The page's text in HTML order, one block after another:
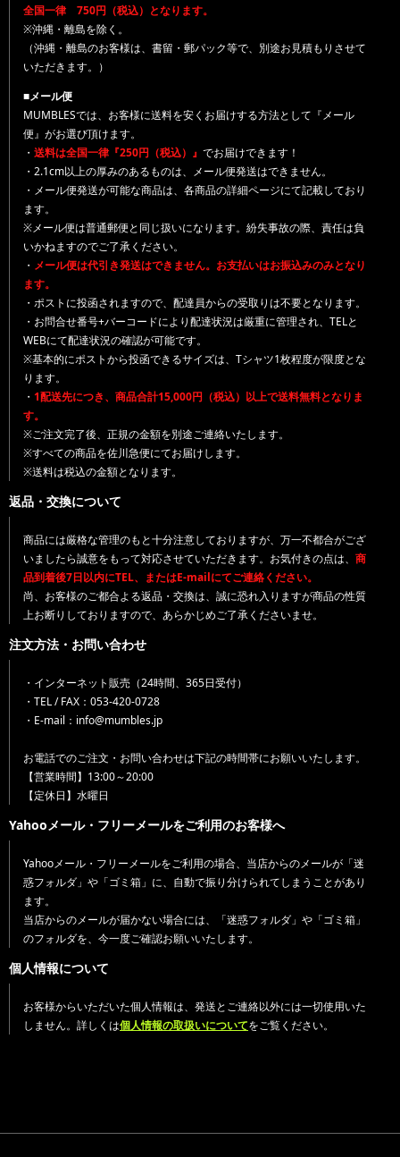
全国一律 750円（税込）となります。
※沖縄・離島を除く。
（沖縄・離島のお客様は、書留・郵パック等で、別途お見積もりさせて
いただきます。）
■メール便
MUMBLESでは、お客様に送料を安くお届けする方法として『メール
便』がお選び頂けます。
・ 送料は全国一律『250円（税込）』 でお届けできます！
・2.1cm以上の厚みのあるものは、メール便発送はできません。
・メール便発送が可能な商品は、各商品の詳細ページにて記載しており
ます。
※メール便は普通郵便と同じ扱いになります。紛失事故の際、責任は負
いかねますのでご了承ください。
・ メール便は代引き発送はできません。お支払いはお振込みのみとなり
ます。
・ポストに投函されますので、配達員からの受取りは不要となります。
・お問合せ番号+バーコードにより配達状況は厳重に管理され、TELと
WEBにて配達状況の確認が可能です。
※基本的にポストから投函できるサイズは、Tシャツ1枚程度が限度とな
ります。
・ 1配送先につき、商品合計15,000円（税込）以上で送料無料となりま
す。
※ご注文完了後、正規の金額を別途ご連絡いたします。
※すべての商品を佐川急便にてお届けします。
※送料は税込の金額となります。
返品・交換について
商品には厳格な管理のもと十分注意しておりますが、万一不都合がござ
いましたら誠意をもって対応させていただきます。お気付きの点は、 商
品到着後7日以内にTEL、またはE-mailにてご連絡ください。
尚、お客様のご都合よる返品・交換は、誠に恐れ入りますが商品の性質
上お断りしておりますので、あらかじめご了承くださいませ。
注文方法・お問い合わせ
・インターネット販売（24時間、365日受付）
・TEL / FAX：053-420-0728
・E-mail：info@mumbles.jp
お電話でのご注文・お問い合わせは下記の時間帯にお願いいたします。
【営業時間】13:00～20:00
【定休日】水曜日
Yahooメール・フリーメールをご利用のお客様へ
Yahooメール・フリーメールをご利用の場合、当店からのメールが「迷
惑フォルダ」や「ゴミ箱」に、自動で振り分けられてしまうことがあり
ます。
当店からのメールが届かない場合には、「迷惑フォルダ」や「ゴミ箱」
のフォルダを、今一度ご確認お願いいたします。
個人情報について
お客様からいただいた個人情報は、発送とご連絡以外には一切使用いた
しません。詳しくは個人情報の取扱いについてをご覧ください。